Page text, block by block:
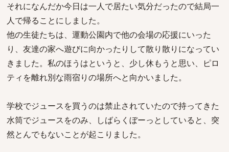
それになんだか今日は一人で居たい気分だったので結局一
人で帰ることにしました。
他の生徒たちは、運動公園内で他の会場の応援にいった
り、友達の家へ遊びに向かったりして散り散りになってい
きました。私のほうはというと、少し休もうと思い、ピロ
ティを離れ別な雨宿りの場所へと向かいました。
学校でジュースを買うのは禁止されていたので持ってきた
水筒でジュースをのみ、しばらくぼーっとしていると、突
然とんでもないことが起こりました。